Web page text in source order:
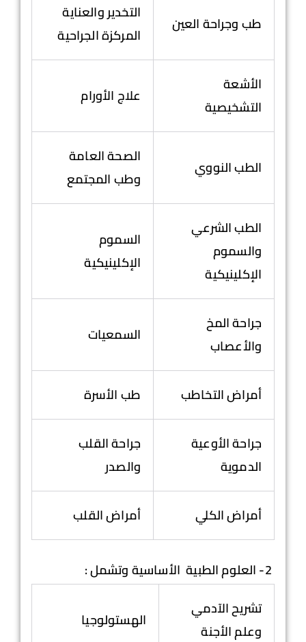
طب وجراحة العين
التخدير والعناية
المركزة الجراحية
الأشعة
التشخيصية
علاج الأورام
الطب النووي
الصحة العامة
وطب المجتمع
الطب الشرعي
والسموم
الإكلينيكية
السموم
الإكلينيكية
جراحة المخ
والأعصاب
السمعيات
أمراض التخاطب طب الأسرة
جراحة الأوعية
الدموية
جراحة القلب
والصدر
أمراض الكلي أمراض القلب
العلوم الطبية الأساسية وتشمل :
تشريح الآدمي
وعلم الأجنة
الهستولوجيا